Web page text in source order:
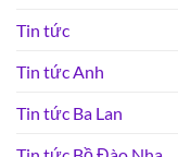
Tin tức
Tin tức Anh
Tin tức Ba Lan